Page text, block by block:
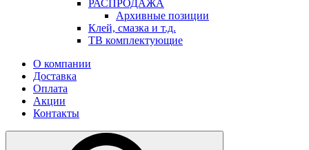
РАСПРОДАЖА
Архивные позиции
Клей, смазка и т.д.
ТВ комплектующие
О компании
Доставка
Оплата
Акции
Контакты